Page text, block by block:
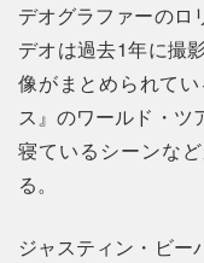
デオグラファーのロ
デオは過去1年に撮
像がまとめられて
ス』のワールド・ツ
寝ているシーンな
る。
ジャスティン・ビー